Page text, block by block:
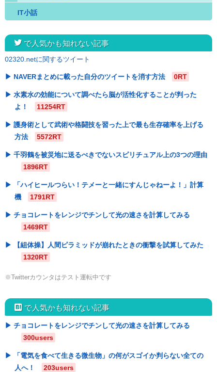
IT小話
twitterで人気かも知れない記事
02320.netに関するツイート
NAVERまとめに載った自分のツイートを消す方法 0RT
水素水の効能について調べたら脳が活性化することが判った
よ！
11254RT
護身術として武術や格闘技を習った上で最も生存確率を上げる
方法
5572RT
千羽鶴を被災地に送るべきでないスピリチュアル上の3つの理由
1896RT
「ハイヒールつらい！テメーと一緒にすんじゃねーよ！」計算
機
1791RT
チョコレートをレンジでチンして光の速さを計算してみる
1469RT
【組体操】人間ピラミッドが崩れたときの衝撃を試算してみた
1320RT
※Twitterカウンタはテスト運転中です
hatebu で人気かも知れない記事
チョコレートをレンジでチンして光の速さを計算してみる
300users
「電気を食べて生きる微生物」の何がスゴイか判らない全ての
人へ！
203users